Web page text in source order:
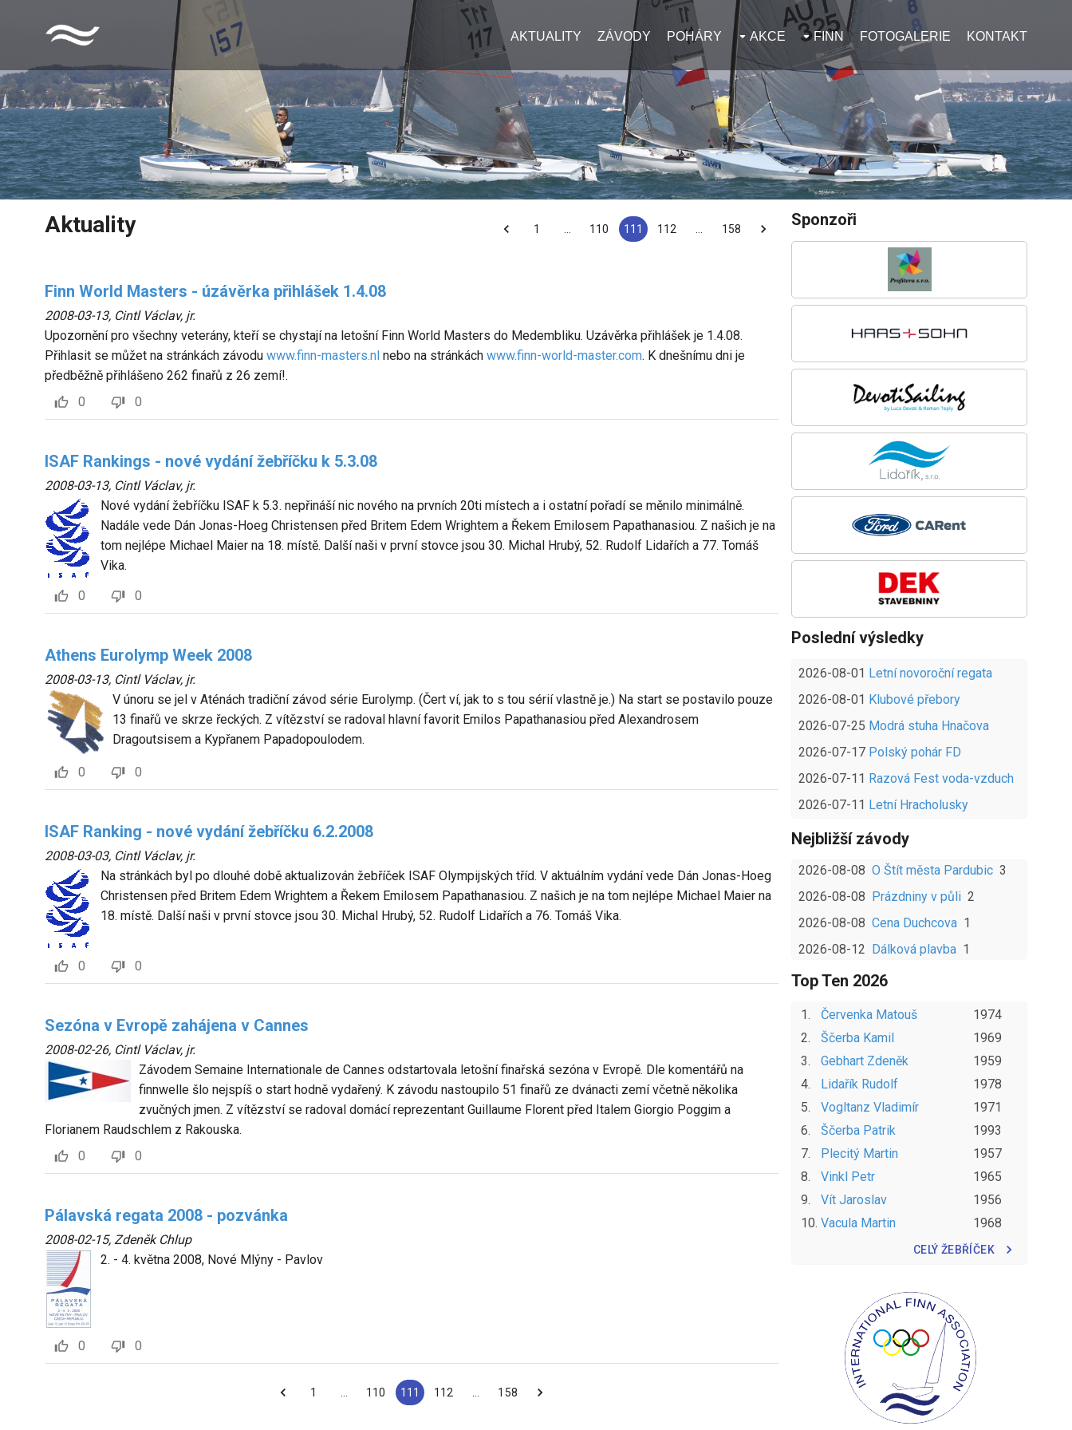
AKTUALITY ZÁVODY POHÁRY AKCE FINN FOTOGALERIE KONTAKT
Aktuality 1 110 111 112 158
Finn World Masters - úzávěrka přihlášek 1.4.08
2008-03-13, Cintl Václav, jr.
Upozornění pro všechny veterány, kteří se chystají na letošní Finn World Masters do Medembliku. Uzávěrka přihlášek je 1.4.08.
Přihlasit se můžet na stránkách závodu www.finn-masters.nl nebo na stránkách www.finn-world-master.com. K dnešnímu dni je
předběžně přihlášeno 262 finařů z 26 zemí!.
0
0
ISAF Rankings - nové vydání žebříčku k 5.3.08
2008-03-13, Cintl Václav, jr.
Nové vydání žebříčku ISAF k 5.3. nepřináší nic nového na prvních 20ti místech a i ostatní pořadí se měnilo minimálně.
Nadále vede Dán Jonas-Hoeg Christensen před Britem Edem Wrightem a Řekem Emilosem Papathanasiou. Z našich je na
tom nejlépe Michael Maier na 18. místě. Další naši v první stovce jsou 30. Michal Hrubý, 52. Rudolf Lidařích a 77. Tomáš
Vika.
0 0
Athens Eurolymp Week 2008
2008-03-13, Cintl Václav, jr.
V únoru se jel v Aténách tradiční závod série Eurolymp. (Čert ví, jak to s tou sérií vlastně je.) Na start se postavilo pouze
13 finařů ve skrze řeckých. Z vítězství se radoval hlavní favorit Emilos Papathanasiou před Alexandrosem
Dragoutsisem a Kypřanem Papadopoulodem.
0 0
ISAF Ranking - nové vydání žebříčku 6.2.2008
2008-03-03, Cintl Václav, jr.
Na stránkách byl po dlouhé době aktualizován žebříček ISAF Olympijských tříd. V aktuálním vydání vede Dán Jonas-Hoeg
Christensen před Britem Edem Wrightem a Řekem Emilosem Papathanasiou. Z našich je na tom nejlépe Michael Maier na
18. místě. Další naši v první stovce jsou 30. Michal Hrubý, 52. Rudolf Lidařích a 76. Tomáš Vika.
0 0
Sezóna v Evropě zahájena v Cannes
2008-02-26, Cintl Václav, jr.
Závodem Semaine Internationale de Cannes odstartovala letošní finařská sezóna v Evropě. Dle komentářů na
finnwelle šlo nejspíš o start hodně vydařený. K závodu nastoupilo 51 finařů ze dvánacti zemí včetně několika
zvučných jmen. Z vítězství se radoval domácí reprezentant Guillaume Florent před Italem Giorgio Poggim a
Florianem Raudschlem z Rakouska.
0
0
Pálavská regata 2008 - pozvánka
2008-02-15, Zdeněk Chlup
2. - 4. května 2008, Nové Mlýny - Pavlov
0 0
1 110 111 112 158
Sponzoři
Poslední výsledky
2026-08-01 Letní novoroční regata
2026-08-01 Klubové přebory
2026-07-25 Modrá stuha Hnačova
2026-07-17 Polský pohár FD
2026-07-11 Razová Fest voda-vzduch
2026-07-11 Letní Hracholusky
Nejbližší závody
2026-08-08 O Štít města Pardubic 3
2026-08-08
Prázdniny v půli 2
2026-08-08 Cena Duchcova 1
2026-08-12
Dálková plavba 1
Top Ten 2026
1. Červenka Matouš
1974
2. Ščerba Kamil
1969
3. Gebhart Zdeněk
1959
4. Lidařík Rudolf
1978
5. Vogltanz Vladimír
1971
6. Ščerba Patrik
1993
7. Plecitý Martin
1957
8. Vinkl Petr
1965
9. Vít Jaroslav
1956
10. Vacula Martin 1968
CELÝ ŽEBŘÍČEK